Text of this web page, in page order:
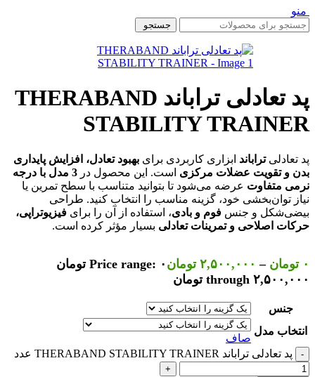
منو
جستجو
پد تعادلی تراباند THERABAND
STABILITY TRAINER
پد تعادلیتراباند ابزاری کاربردی برای بهبود تعادل، افزایش پایداری
بدن و تقویت عضلات مرکزی است. این محصول در
3 مدل با درجه
نرمی متفاوت عرضه می‌شود تا بتوانید متناسب با سطح تمرین یا
نیاز توان‌بخشی خود، گزینه مناسب را انتخاب کنید. طراحی
بیضی‌شکل و جنس فوم و بادی، استفاده از آن را برای فیزیوتراپی،
حرکات اصلاحی و تمرینات تعادلی بسیار مؤثر کرده است.
۰ تومان – ۲,۵۰۰,۰۰۰ تومان
Price range: ۰ تومان
through ۲,۵۰۰,۰۰۰ تومان
جنس
انتخاب مدل
صاف
پد تعادلی تراباند THERABAND STABILITY TRAINER عدد